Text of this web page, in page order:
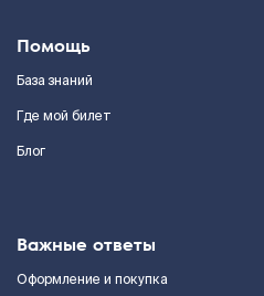
Помощь
База знаний
Где мой билет
Блог
Важные ответы
Оформление и покупка